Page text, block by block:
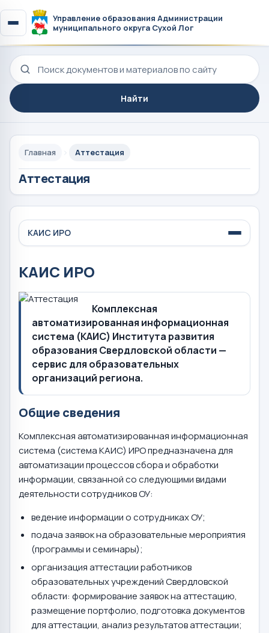
Управление образования Администрации
муниципального округа Сухой Лог
Поиск по сайту
Найти
Главная Аттестация
Аттестация
КАИС ИРО
КАИС ИРО
Комплексная
автоматизированная информационная
система (КАИС) Института развития
образования Свердловской области —
сервис для образовательных
организаций региона.
Общие сведения
Комплексная автоматизированная информационная
система (система КАИС) ИРО предназначена для
автоматизации процессов сбора и обработки
информации, связанной со следующими видами
деятельности сотрудников ОУ:
ведение информации о сотрудниках ОУ;
подача заявок на образовательные мероприятия
(программы и семинары);
организация аттестации работников
образовательных учреждений Свердловской
области: формирование заявок на аттестацию,
размещение портфолио, подготовка документов
для аттестации, анализ результатов аттестации;